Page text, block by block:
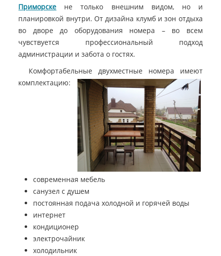
Приморске не только внешним видом, но и
планировкой внутри. От дизайна клумб и зон отдыха
во дворе до оборудования номера – во всем
чувствуется профессиональный подход
администрации и забота о гостях.
Комфортабельные двухместные номера имеют
комплектацию:
современная мебель
санузел с душем
постоянная подача холодной и горячей воды
интернет
кондиционер
электрочайник
холодильник